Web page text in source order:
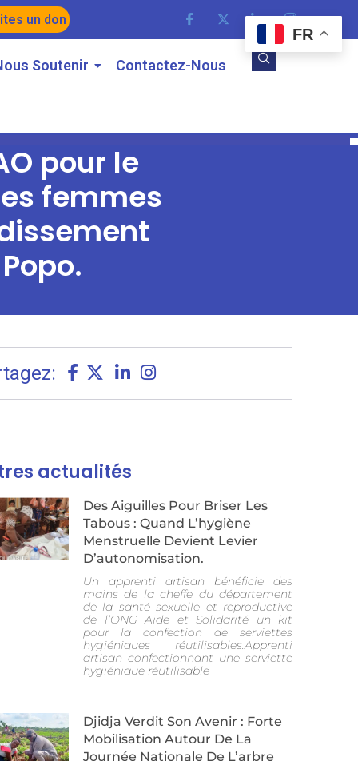
un don
Soutenir Contactez-Nous
est accréditée auprès du Fonds Vert pour le
pour le
femmes
actualités
Des Aiguilles Pour Briser Les
Tabous : Quand L’hygiène
Menstruelle Devient Levier
D’autonomisation.
Un apprenti artisan bénéficie des
mains de la cheffe du département
de la santé sexuelle et reproductive
de l’ONG Aide et Solidarité un kit
pour la confection de serviettes
hygiéniques réutilisables.Apprenti
artisan confectionnant une serviette
hygiénique réutilisable
Djidja Verdit Son Avenir : Forte
Mobilisation Autour De La
Journée Nationale De L’arbre
FR